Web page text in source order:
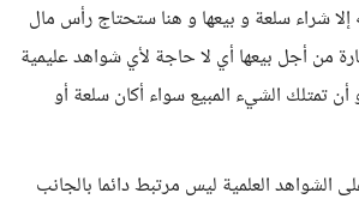
إلا شراء سلعة و بيعها و هنا ستحتاج رأس مال
من أجل بيعها أي لا حاجة لأي شواهد عليمية
تمتلك الشيء المبيع سواء أكان سلعة أو
الشواهد العلمية ليس مرتبط دائما بالجانب